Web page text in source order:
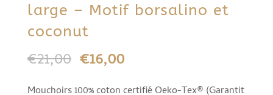
large – Motif borsalino et
coconut
€21,00 Le
€16,00Le
prix
Mouchoirs 100% coton certifié Oeko-Tex® (Garantit